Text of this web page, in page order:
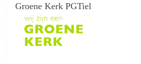
Groene Kerk PGTiel